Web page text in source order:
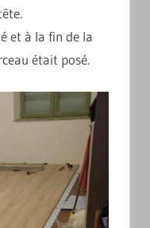
et à la fin de la
était posé.